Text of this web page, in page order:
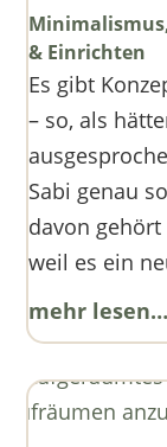
Minimalismus
& Einrichten
Es gibt
– so, als
Sabi genau
davon
weil es ein
mehr lesen…